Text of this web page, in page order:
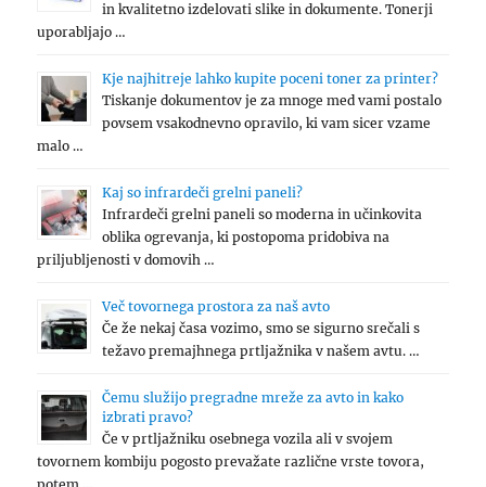
in kvalitetno izdelovati slike in dokumente. Tonerji
uporabljajo …
Kje najhitreje lahko kupite poceni toner za printer?
Tiskanje dokumentov je za mnoge med vami postalo
povsem vsakodnevno opravilo, ki vam sicer vzame
malo …
Kaj so infrardeči grelni paneli?
Infrardeči grelni paneli so moderna in učinkovita
oblika ogrevanja, ki postopoma pridobiva na
priljubljenosti v domovih …
Več tovornega prostora za naš avto
Če že nekaj časa vozimo, smo se sigurno srečali s
težavo premajhnega prtljažnika v našem avtu. …
Čemu služijo pregradne mreže za avto in kako
izbrati pravo?
Če v prtljažniku osebnega vozila ali v svojem
tovornem kombiju pogosto prevažate različne vrste tovora,